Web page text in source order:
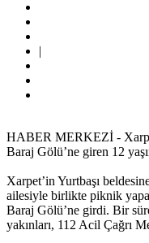
|
HABER MERKEZİ -
Baraj Gölü’ne giren 12
Xarpet’in Yurtbaşı
ailesiyle birlikte piknik
Baraj Gölü’ne girdi. Bir
yakınları, 112 Acil Çağrı